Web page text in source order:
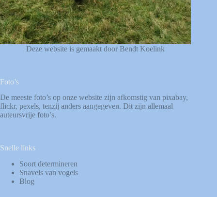
Deze website is gemaakt door Bendt Koelink
Foto’s
De meeste foto’s op onze website zijn afkomstig van pixabay,
flickr, pexels, tenzij anders aangegeven. Dit zijn allemaal
auteursvrije foto’s.
Snelle links
Soort determineren
Snavels van vogels
Blog